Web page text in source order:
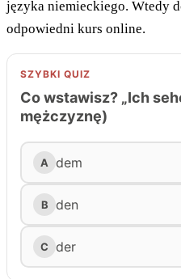
języka niemieckiego. Wtedy
odpowiedni kurs online.